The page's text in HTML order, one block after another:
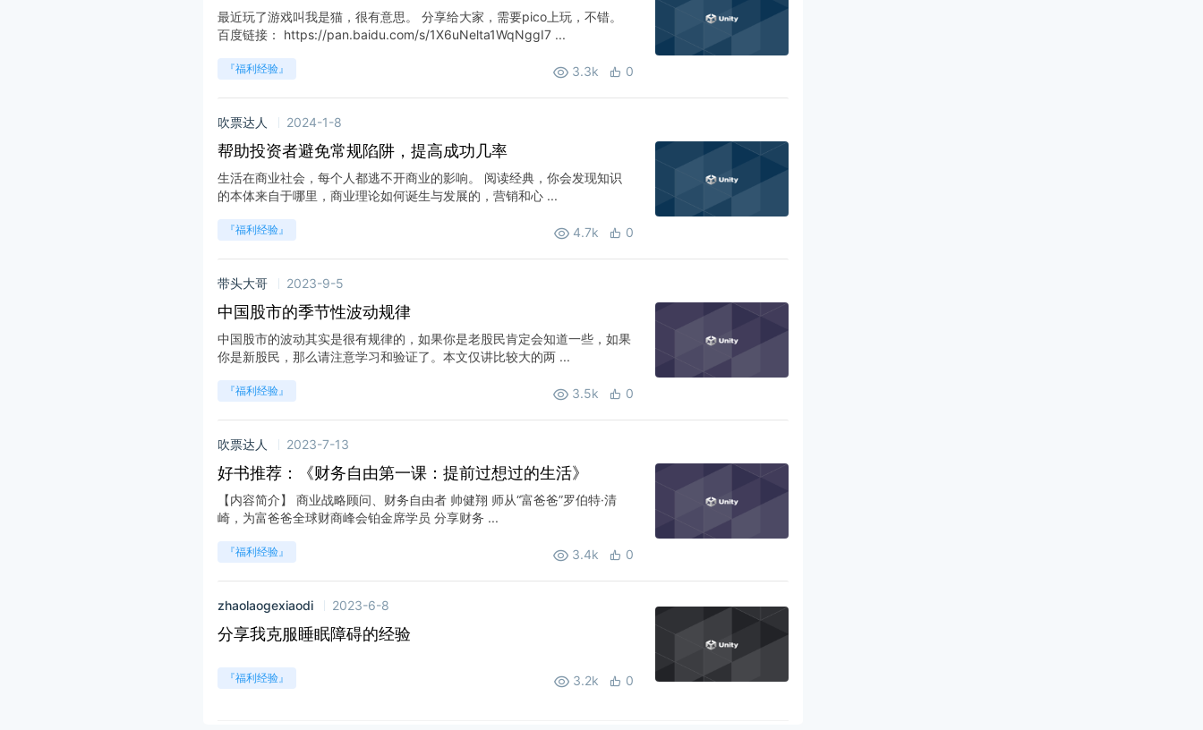
最近玩了游戏叫我是猫，很有意思。 分享给大家，需要pico上玩，不错。
百度链接： https://pan.baidu.com/s/1X6uNelta1WqNggI7 ...
『福利经验』 3.3k 0
吹票达人 2024-1-8
帮助投资者避免常规陷阱，提高成功几率
生活在商业社会，每个人都逃不开商业的影响。 阅读经典，你会发现知识
的本体来自于哪里，商业理论如何诞生与发展的，营销和心 ...
『福利经验』 4.7k 0
带头大哥 2023-9-5
中国股市的季节性波动规律
中国股市的波动其实是很有规律的，如果你是老股民肯定会知道一些，如果
你是新股民，那么请注意学习和验证了。本文仅讲比较大的两 ...
『福利经验』 3.5k 0
吹票达人 2023-7-13
好书推荐：《财务自由第一课：提前过想过的生活》
【内容简介】 商业战略顾问、财务自由者 帅健翔 师从“富爸爸”罗伯特·清
崎，为富爸爸全球财商峰会铂金席学员 分享财务 ...
『福利经验』 3.4k 0
zhaolaogexiaodi 2023-6-8
分享我克服睡眠障碍的经验
『福利经验』 3.2k 0